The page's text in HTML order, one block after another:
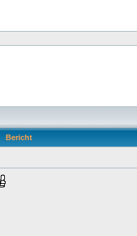
Bericht